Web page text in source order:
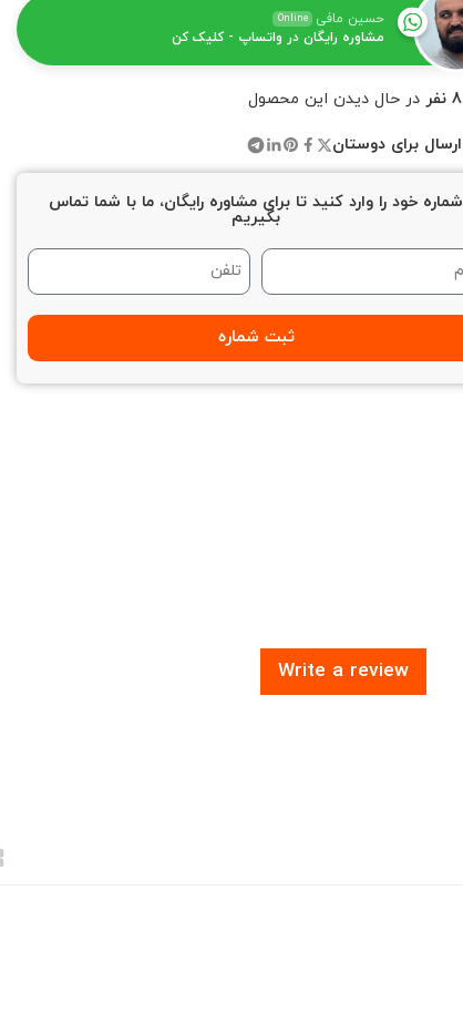
حسین مافی Online
مشاوره رایگان در واتساپ - کلیک کن
8 نفر در حال دیدن این محصول
ارسال برای دوستان
شماره خود را وارد کنید تا برای مشاوره رایگان، ما با شما تماس
بگیریم
ثبت شماره
Write a review